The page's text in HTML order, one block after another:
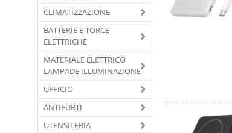
CLIMATIZZAZIONE
BATTERIE E TORCE
ELETTRICHE
MATERIALE ELETTRICO
LAMPADE ILLUMINAZIONE
UFFICIO
ANTIFURTI
UTENSILERIA